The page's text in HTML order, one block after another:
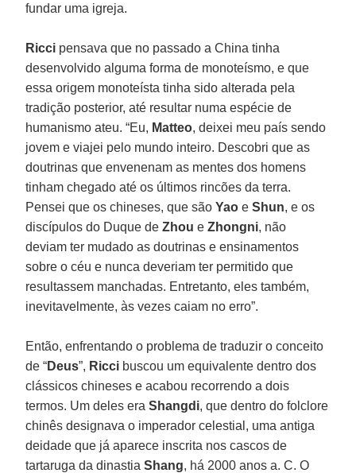
fundar uma igreja.
Ricci pensava que no passado a China tinha
desenvolvido alguma forma de monoteísmo, e que
essa origem monoteísta tinha sido alterada pela
tradição posterior, até resultar numa espécie de
humanismo ateu. “Eu, Matteo, deixei meu país sendo
jovem e viajei pelo mundo inteiro. Descobri que as
doutrinas que envenenam as mentes dos homens
tinham chegado até os últimos rincões da terra.
Pensei que os chineses, que sãoYaoeShun, e os
discípulos do Duque deZhoueZhongni, não
deviam ter mudado as doutrinas e ensinamentos
sobre o céu e nunca deveriam ter permitido que
resultassem manchadas. Entretanto, eles também,
inevitavelmente, às vezes caiam no erro”.
Então, enfrentando o problema de traduzir o conceito
de “Deus”, Ricci buscou um equivalente dentro dos
clássicos chineses e acabou recorrendo a dois
termos. Um deles eraShangdi, que dentro do folclore
chinês designava o imperador celestial, uma antiga
deidade que já aparece inscrita nos cascos de
tartaruga da dinastiaShang, há 2000 anos a. C. O